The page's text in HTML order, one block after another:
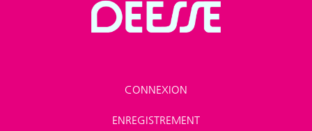
CONNEXION
ENREGISTREMENT